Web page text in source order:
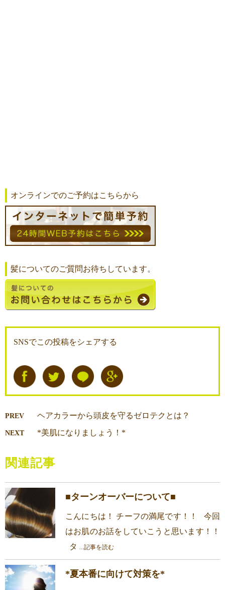
オンラインでのご予約はこちらから
髪についてのご質問お待ちしています。
SNSでこの投稿をシェアする
PREV ヘアカラーから頭皮を守るゼロテクとは？
NEXT *美肌になりましょう！*
関連記事
■ターンオーバーについて■
こんにちは！ チーフの満尾です！！ 今回
はお肌のお話をしていこうと思います！！
タ ...記事を読む
*夏本番に向けて対策を*